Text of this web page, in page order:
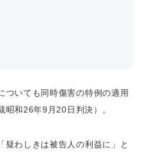
ついても同時傷害の特例の適用
昭和26年9月20日判決）。
疑わしきは被告人の利益に」と